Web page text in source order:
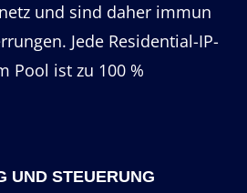
und sind daher immun
Jede Residential-IP-
Pool ist zu 100 %
UND STEUERUNG